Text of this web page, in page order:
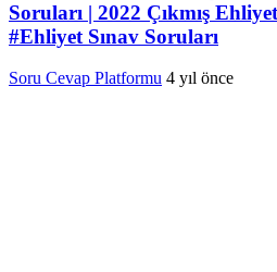
Soruları | 2022 Çıkmış
#Ehliyet Sınav Soruları
Soru Cevap Platformu 4 yıl önce